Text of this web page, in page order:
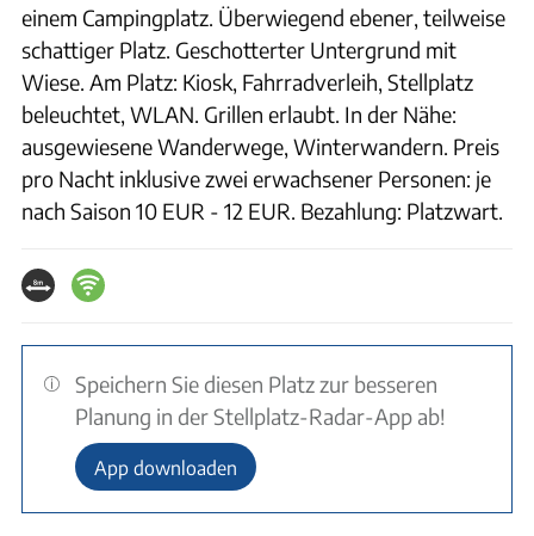
einem Campingplatz. Überwiegend ebener, teilweise
schattiger Platz. Geschotterter Untergrund mit
Wiese. Am Platz: Kiosk, Fahrradverleih, Stellplatz
beleuchtet, WLAN. Grillen erlaubt. In der Nähe:
ausgewiesene Wanderwege, Winterwandern. Preis
pro Nacht inklusive zwei erwachsener Personen: je
nach Saison 10 EUR - 12 EUR. Bezahlung: Platzwart.
Speichern Sie diesen Platz zur besseren
Planung in der Stellplatz-Radar-App ab!
App downloaden